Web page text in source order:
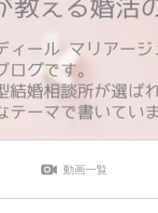
動画一覧